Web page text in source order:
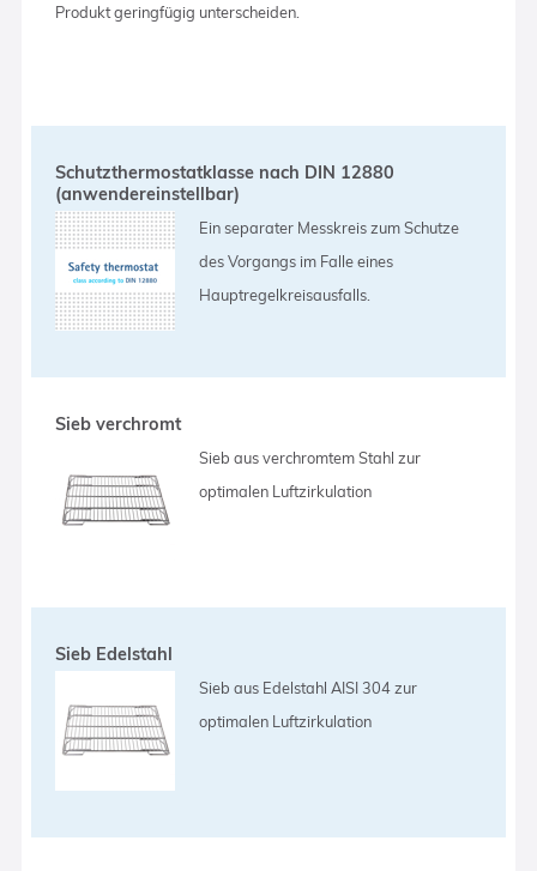
Produkt geringfügig unterscheiden.
Schutzthermostatklasse nach DIN 12880
(anwendereinstellbar)
Ein separater Messkreis zum Schutze
des Vorgangs im Falle eines
Hauptregelkreisausfalls.
Sieb verchromt
Sieb aus verchromtem Stahl zur
optimalen Luftzirkulation
Sieb Edelstahl
Sieb aus Edelstahl AISI 304 zur
optimalen Luftzirkulation